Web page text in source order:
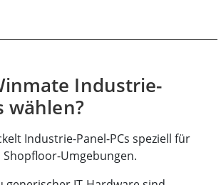
Industrie-
wählen?
Industrie-Panel-PCs speziell für
Umgebungen.